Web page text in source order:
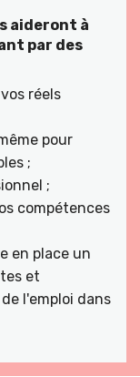
aideront à
par des
réels
pour
;
;
compétences
en place un
et
l'emploi dans